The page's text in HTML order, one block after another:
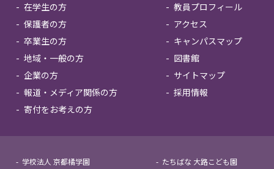
在学生の方
保護者の方
卒業生の方
地域・一般の方
企業の方
報道・メディア関係の方
寄付をお考えの方
教員プロフィール
アクセス
キャンパスマップ
図書館
サイトマップ
採用情報
学校法人 京都橘学園 たちばな 大路こども園